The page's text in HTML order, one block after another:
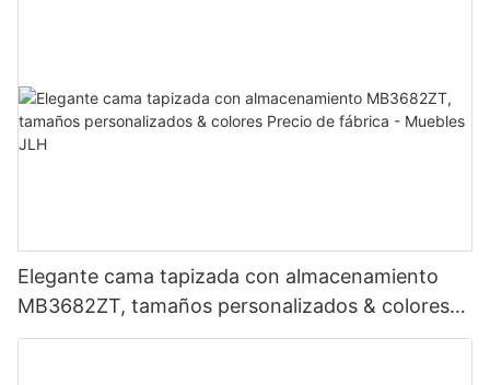
Elegante cama tapizada con almacenamiento
MB3682ZT, tamaños personalizados & colores
Precio de fábrica - Muebles JLH